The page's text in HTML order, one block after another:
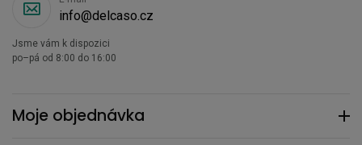
Moje objednávka
info@delcaso.cz
Jsme vám k dispozici
po–pá od 8:00 do 16:00